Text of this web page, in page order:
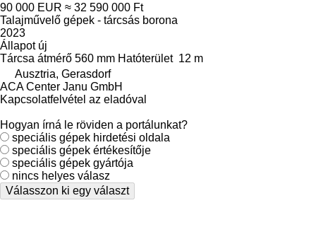
90 000 EUR ≈ 32 590 000 Ft
Talajművelő gépek - tárcsás borona
2023
Állapotúj
Tárcsa átmérő 560 mm Hatóterület 12 m
Ausztria, Gerasdorf
ACA Center Janu GmbH
Kapcsolatfelvétel az eladóval
Hogyan írná le röviden a portálunkat?
speciális gépek hirdetési oldala
speciális gépek értékesítője
speciális gépek gyártója
nincs helyes válasz
Válasszon ki egy választ